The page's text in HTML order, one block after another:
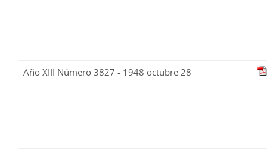
Año XIII Número 3827 - 1948 octubre 28